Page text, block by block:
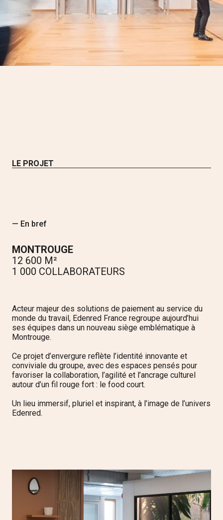
LE PROJET
— En bref
MONTROUGE
12 600 M²
1 000 COLLABORATEURS
Acteur majeur des solutions de paiement au service du
monde du travail, Edenred France regroupe aujourd’hui
ses équipes dans un nouveau siège emblématique à
Montrouge.
Ce projet d’envergure reflète l’identité innovante et
conviviale du groupe, avec des espaces pensés pour
favoriser la collaboration, l’agilité et l’ancrage culturel
autour d’un fil rouge fort : le food court.
Un lieu immersif, pluriel et inspirant, à l’image de l’univers
Edenred.